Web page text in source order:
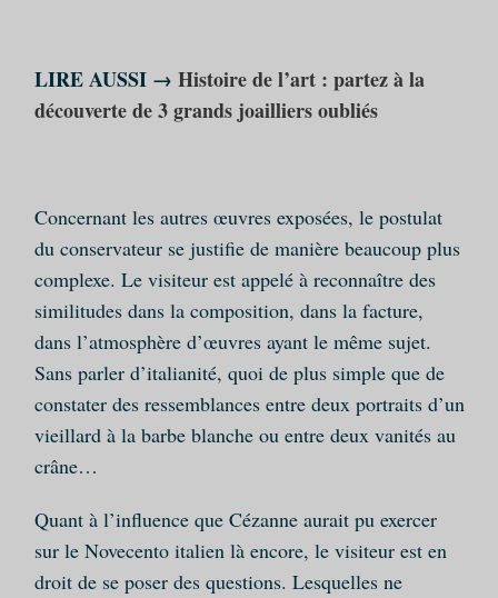
LIRE AUSSI → Histoire de l’art : partez à la
découverte de 3 grands joailliers oubliés
Concernant les autres œuvres exposées, le postulat
du conservateur se justifie de manière beaucoup plus
complexe. Le visiteur est appelé à reconnaître des
similitudes dans la composition, dans la facture,
dans l’atmosphère d’œuvres ayant le même sujet.
Sans parler d’italianité, quoi de plus simple que de
constater des ressemblances entre deux portraits d’un
vieillard à la barbe blanche ou entre deux vanités au
crâne…
Quant à l’influence que Cézanne aurait pu exercer
sur le Novecento italien là encore, le visiteur est en
droit de se poser des questions. Lesquelles ne